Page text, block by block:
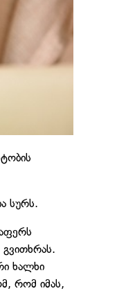
სურს.
ხალხი
რომ იმას,